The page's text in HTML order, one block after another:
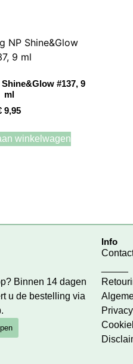
#137, 9
ml
9,95
winkelwagen
Binnen 14 dagen
u de bestelling via
Info